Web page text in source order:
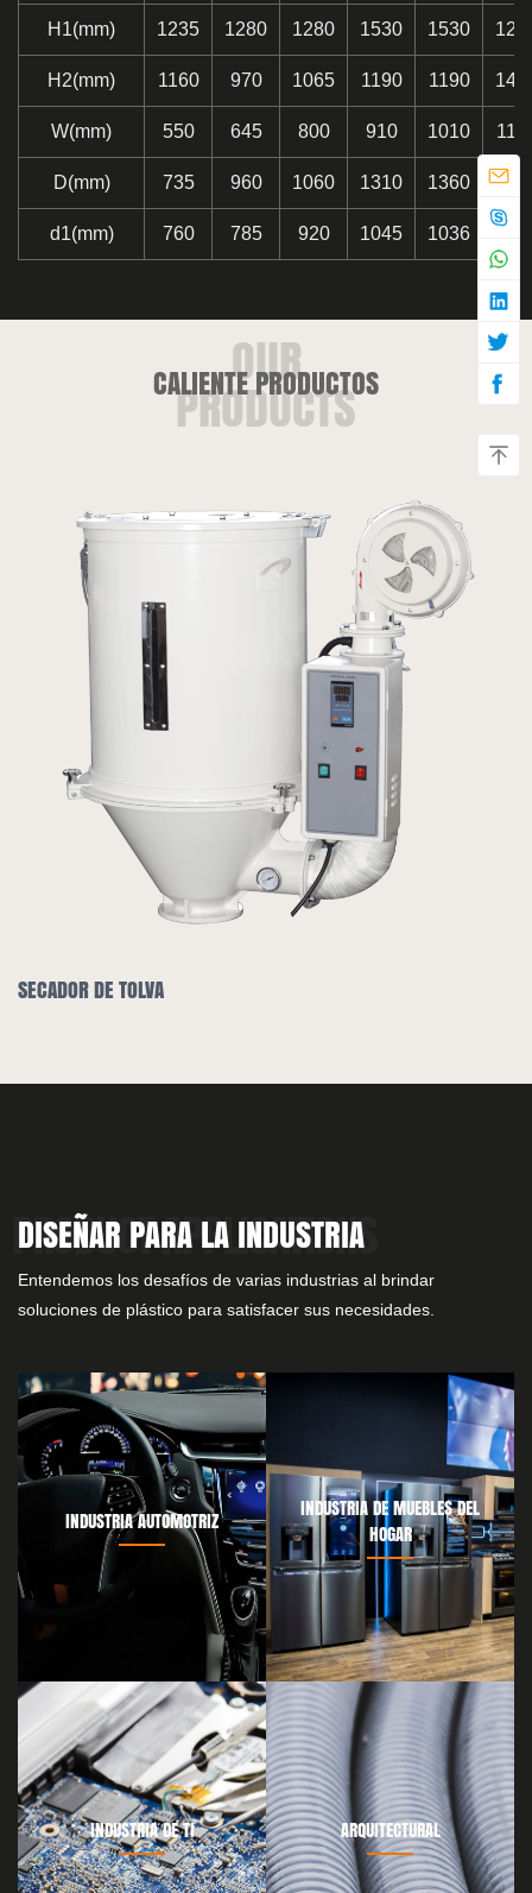
H1(mm) 1235 1280 1280 1530 1530
H2(mm) 1160 970 1065 1190 1190
W(mm) 550 645 800 910 1010
D(mm) 735 960 1060 1310 1360
d1(mm) 760 785 920 1045 1036
CALIENTE PRODUCTOS
DISEÑAR PARA LA INDUSTRIA
Entendemos los desafíos de varias industrias al brindar
soluciones de plástico para satisfacer sus necesidades.
INDUSTRIA AUTOMOTRIZ
INDUSTRIA DE MUEBLES DEL
HOGAR
INDUSTRIA DE TI ARQUITECTURAL